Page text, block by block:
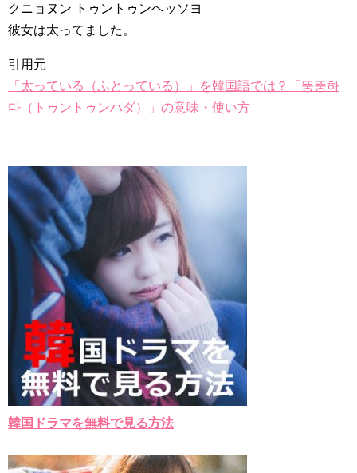
クニョヌン トゥントゥンヘッソヨ
彼女は太ってました。
引用元
「太っている（ふとっている）」を韓国語では？「뚱뚱하
다（トゥントゥンハダ）」の意味・使い方
韓国ドラマを無料で見る方法